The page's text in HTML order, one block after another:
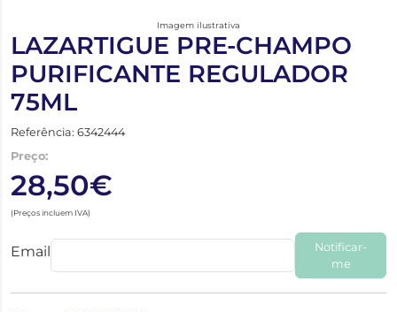
Imagem ilustrativa
LAZARTIGUE PRE-CHAMPO
PURIFICANTE REGULADOR
75ML
Referência: 6342444
Preço:
28,50€
(Preços incluem IVA)
Email
Notificar-
me